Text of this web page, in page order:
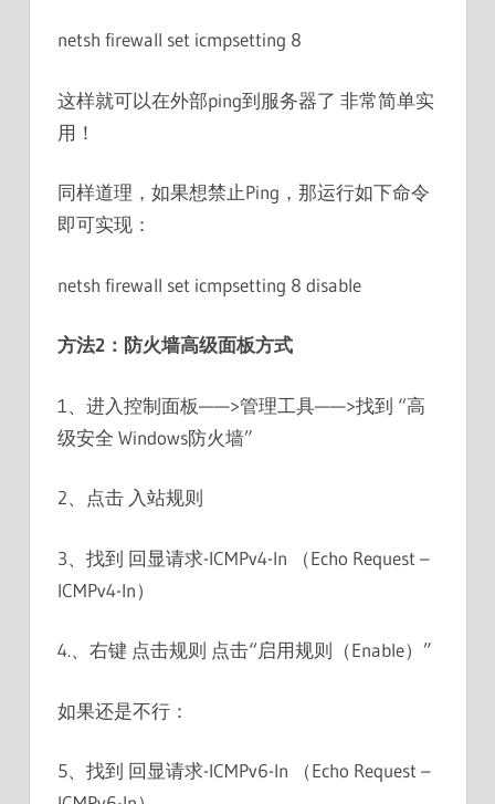
netsh firewall set icmpsetting 8
这样就可以在外部ping到服务器了 非常简单实
用！
同样道理，如果想禁止Ping，那运行如下命令
即可实现：
netsh firewall set icmpsetting 8 disable
方法2：防火墙高级面板方式
1、进入控制面板——>管理工具——>找到 “高
级安全 Windows防火墙”
2、点击 入站规则
3、找到 回显请求-ICMPv4-In （Echo Request –
ICMPv4-In）
4.、右键 点击规则 点击“启用规则（Enable）”
如果还是不行：
5、找到 回显请求-ICMPv6-In （Echo Request –